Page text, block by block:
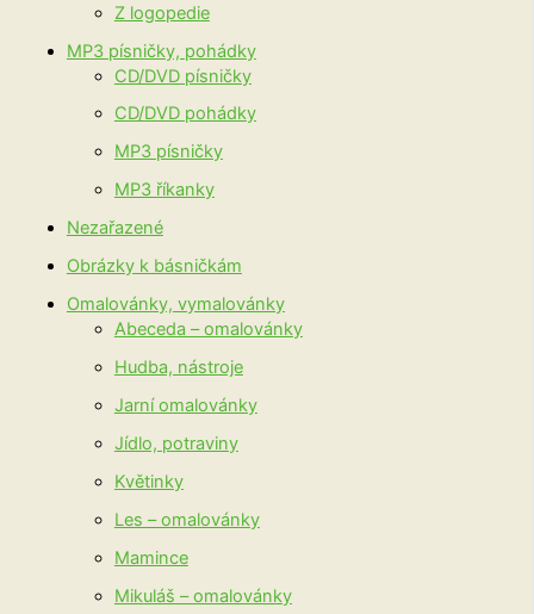
Z logopedie
MP3 písničky, pohádky
CD/DVD písničky
CD/DVD pohádky
MP3 písničky
MP3 říkanky
Nezařazené
Obrázky k básničkám
Omalovánky, vymalovánky
Abeceda – omalovánky
Hudba, nástroje
Jarní omalovánky
Jídlo, potraviny
Květinky
Les – omalovánky
Mamince
Mikuláš – omalovánky